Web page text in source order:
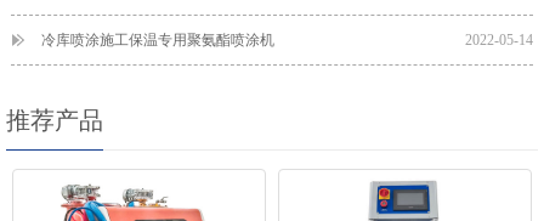
2022-05-14
冷库喷涂施工保温专用聚氨酯喷涂机
推荐产品